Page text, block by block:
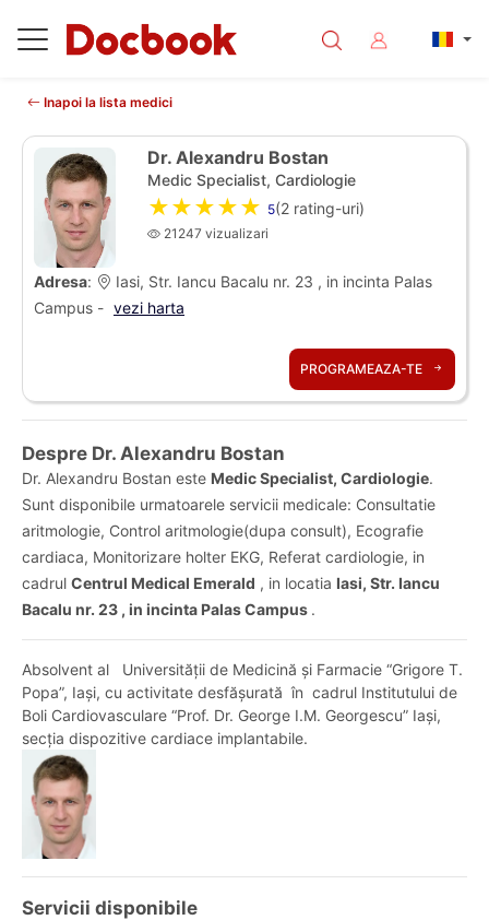
Inapoi la lista medici
Dr. Alexandru Bostan
Medic Specialist, Cardiologie
★★★★★ 5(2 rating-uri)
21247 vizualizari
Adresa:
Iasi, Str. Iancu Bacalu nr. 23 , in incinta Palas
Campus - vezi harta
PROGRAMEAZA-TE
Despre Dr. Alexandru Bostan
Dr. Alexandru Bostan este Medic Specialist, Cardiologie.
Sunt disponibile urmatoarele servicii medicale: Consultatie
aritmologie, Control aritmologie(dupa consult), Ecografie
cardiaca, Monitorizare holter EKG, Referat cardiologie, in
cadrul Centrul Medical Emerald , in locatia Iasi, Str. Iancu
Bacalu nr. 23 , in incinta Palas Campus .
Absolvent al Universității de Medicină și Farmacie “Grigore T.
Popa”, Iași, cu activitate desfășurată în cadrul Institutului de
Boli Cardiovasculare “Prof. Dr. George I.M. Georgescu” Iași,
secția dispozitive cardiace implantabile.
Servicii disponibile